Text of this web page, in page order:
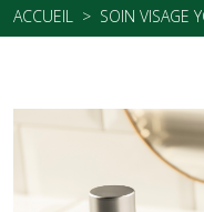
ACCUEIL SOIN VISAGE